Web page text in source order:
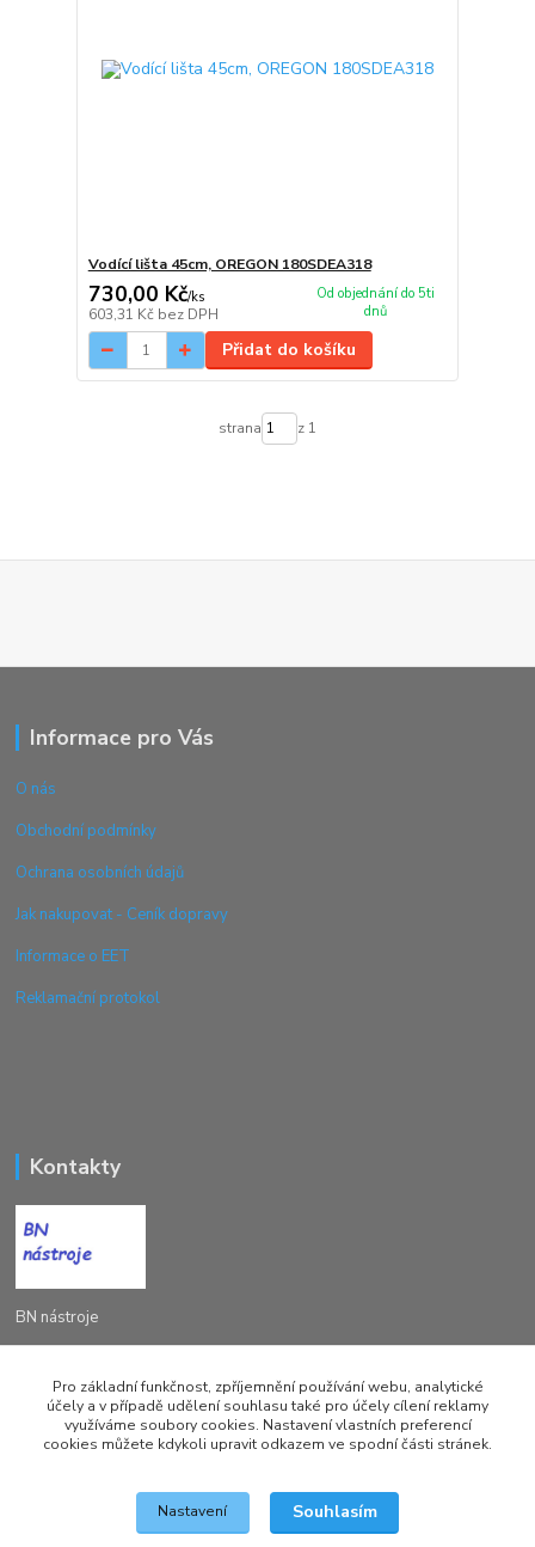
Vodící lišta 45cm, OREGON 180SDEA318
730,00 Kč/ks
603,31 Kč bez DPH
Od objednání do 5ti
dnů
Přidat do košíku
strana z 1
Informace pro Vás
O nás
Obchodní podmínky
Ochrana osobních údajů
Jak nakupovat - Ceník dopravy
Informace o EET
Reklamační protokol
Kontakty
BN nástroje
+420 777982023
brusirnanastroju@seznam.cz
Pro základní funkčnost, zpříjemnění používání webu, analytické
účely a v případě udělení souhlasu také pro účely cílení reklamy
využíváme soubory cookies. Nastavení vlastních preferencí
cookies můžete kdykoli upravit odkazem ve spodní části stránek.
Nastavení Souhlasím